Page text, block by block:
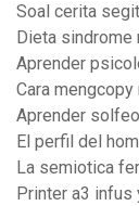
Soal cerita
Dieta
Aprender
Cara
Aprender
El perfil del
La semiotica
Printer a3 infus